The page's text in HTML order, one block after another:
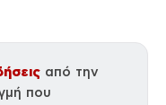
από την
που